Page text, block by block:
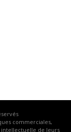
commerciales,
de leurs